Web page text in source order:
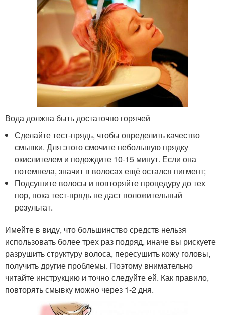
Вода должна быть достаточно горячей
Сделайте тест-прядь, чтобы определить качество
смывки. Для этого смочите небольшую прядку
окислителем и подождите 10-15 минут. Если она
потемнела, значит в волосах ещё остался пигмент;
Подсушите волосы и повторяйте процедуру до тех
пор, пока тест-прядь не даст положительный
результат.
Имейте в виду, что большинство средств нельзя
использовать более трех раз подряд, иначе вы рискуете
разрушить структуру волоса, пересушить кожу головы,
получить другие проблемы. Поэтому внимательно
читайте инструкцию и точно следуйте ей. Как правило,
повторять смывку можно через 1-2 дня.